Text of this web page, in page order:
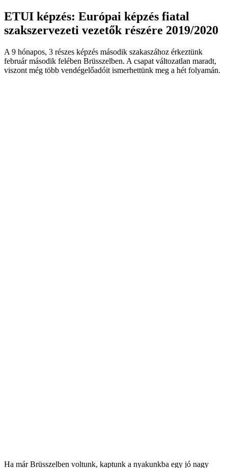
ETUI képzés: Európai képzés fiatal
szakszervezeti vezetők részére 2019/2020
A 9 hónapos, 3 részes képzés második szakaszához érkeztünk
február második felében Brüsszelben. A csapat változatlan maradt,
viszont még több vendégelőadóit ismerhettünk meg a hét folyamán.
Ha már Brüsszelben voltunk, kaptunk a nyakunkba egy jó nagy